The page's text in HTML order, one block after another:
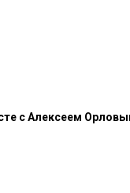
с Алексеем